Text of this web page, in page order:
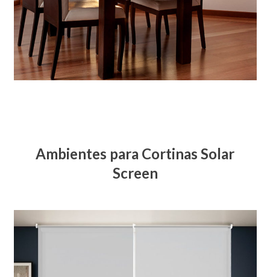
Ambientes para Cortinas Solar
Screen